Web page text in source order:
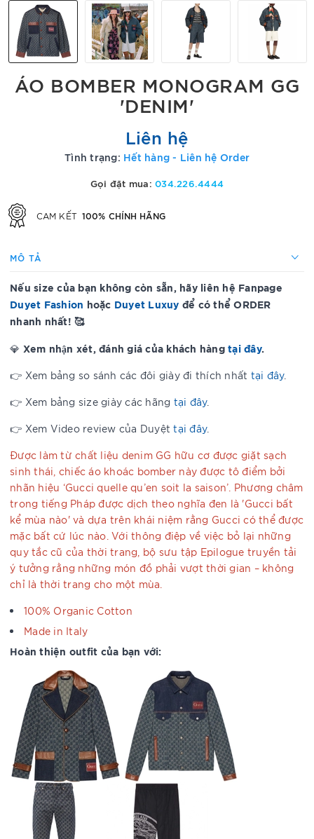
ÁO BOMBER MONOGRAM GG
'DENIM'
Liên hệ
Tình trạng: Hết hàng - Liên hệ Order
Gọi đặt mua:034.226.4444
CAM KẾT 100% CHÍNH HÃNG
MÔ TẢ
Nếu size của bạn không còn sẵn, hãy liên hệ Fanpage
Duyet Fashion hoặc Duyet Luxuy để có thể ORDER
nhanh nhất! 🥰
💎 Xem nhận xét, đánh giá của khách hàng tại đây.
👉 Xem bảng so sánh các đôi giày đi thích nhất tại đây.
👉 Xem bảng size giày các hãng tại đây.
👉 Xem Video review của Duyệttại đây.
Được làm từ chất liệu denim GG hữu cơ được giặt sạch
sinh thái, chiếc áo khoác bomber này được tô điểm bởi
nhãn hiệu ‘Gucci quelle qu’en soit la saison’. Phương châm
trong tiếng Pháp được dịch theo nghĩa đen là 'Gucci bất
kể mùa nào' và dựa trên khái niệm rằng Gucci có thể được
mặc bất cứ lúc nào. Với thông điệp về việc bỏ lại những
quy tắc cũ của thời trang, bộ sưu tập Epilogue truyền tải
ý tưởng rằng những món đồ phải vượt thời gian – không
chỉ là thời trang cho một mùa.
100% Organic Cotton
Made in Italy
Hoàn thiện outfit của bạn với: